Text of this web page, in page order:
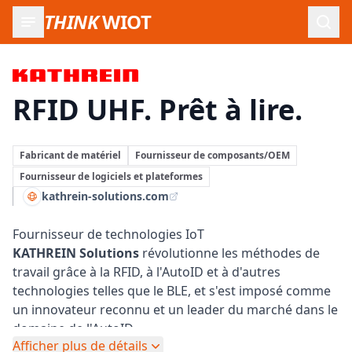
THINKWIOT
Kathrein Solutions:
RFID UHF. Prêt à lire.
Fabricant de matériel
Fournisseur de composants/OEM
Fournisseur de logiciels et plateformes
kathrein-solutions.com
Fournisseur de technologies IoT
KATHREIN Solutions révolutionne les méthodes de
travail grâce à la RFID, à l'AutoID et à d'autres
technologies telles que le BLE, et s'est imposé comme
un innovateur reconnu et un leader du marché dans le
domaine de l'AutoID.
KATHREIN Solutions propose à ses partenaires
Afficher plus de détails